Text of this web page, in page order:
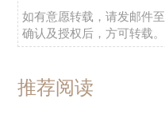
如有意愿转载，请发邮件至
确认及授权后，方可转载。
推荐阅读